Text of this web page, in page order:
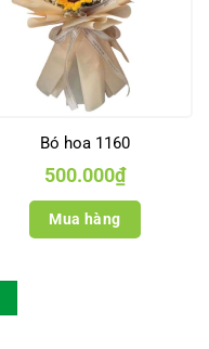
Bó hoa 1160
500.000₫
Mua hàng